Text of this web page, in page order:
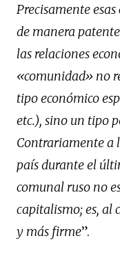
Precisamente
de manera
las relaciones
«comunidad» no
tipo económico
etc.), sino un tipo
Contrariamente a
país durante el
comunal ruso no
capitalismo; es, al
y más firme”.